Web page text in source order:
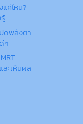
ค่ไหน?
ดพลังตา
ๆ
ะเห็นผล